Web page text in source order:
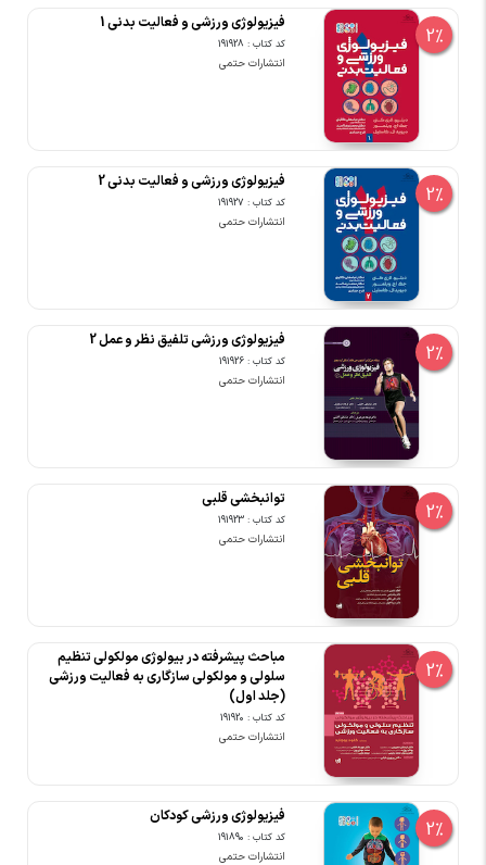
2%
فیزیولوژی ورزشی و فعالیت بدنی 1
کد کتاب : 191928
انتشارات حتمی
2%
فیزیولوژی ورزشی و فعالیت بدنی 2
کد کتاب : 191927
انتشارات حتمی
2%
فیزیولوژی ورزشی تلفیق نظر و عمل 2
کد کتاب : 191926
انتشارات حتمی
2%
توانبخشی قلبی
کد کتاب : 191923
انتشارات حتمی
2%
مباحث پیشرفته در بیولوژی مولکولی تنظیم
سلولی و مولکولی سازگاری به فعالیت ورزشی
(جلد اول)
کد کتاب : 191920
انتشارات حتمی
2%
فیزیولوژی ورزشی کودکان
کد کتاب : 191890
انتشارات حتمی